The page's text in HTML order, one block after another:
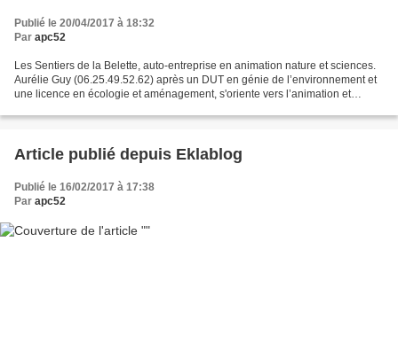
Publié le 20/04/2017 à 18:32
Par apc52
Les Sentiers de la Belette, auto-entreprise en animation nature et sciences.
Aurélie Guy (06.25.49.52.62) après un DUT en génie de l’environnement et
une licence en écologie et aménagement, s'oriente vers l’animation et
Article publié depuis Eklablog
Publié le 16/02/2017 à 17:38
Par apc52